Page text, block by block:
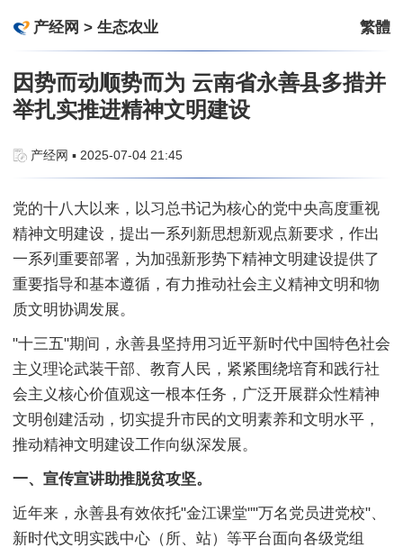
产经网 > 生态农业 繁體
因势而动顺势而为 云南省永善县多措并
举扎实推进精神文明建设
产经网 ▪ 2025-07-04 21:45
党的十八大以来，以习总书记为核心的党中央高度重视
精神文明建设，提出一系列新思想新观点新要求，作出
一系列重要部署，为加强新形势下精神文明建设提供了
重要指导和基本遵循，有力推动社会主义精神文明和物
质文明协调发展。
"十三五"期间，永善县坚持用习近平新时代中国特色社会
主义理论武装干部、教育人民，紧紧围绕培育和践行社
会主义核心价值观这一根本任务，广泛开展群众性精神
文明创建活动，切实提升市民的文明素养和文明水平，
推动精神文明建设工作向纵深发展。
一、宣传宣讲助推脱贫攻坚。
近年来，永善县有效依托"金江课堂""万名党员进党校"、
新时代文明实践中心（所、站）等平台面向各级党组